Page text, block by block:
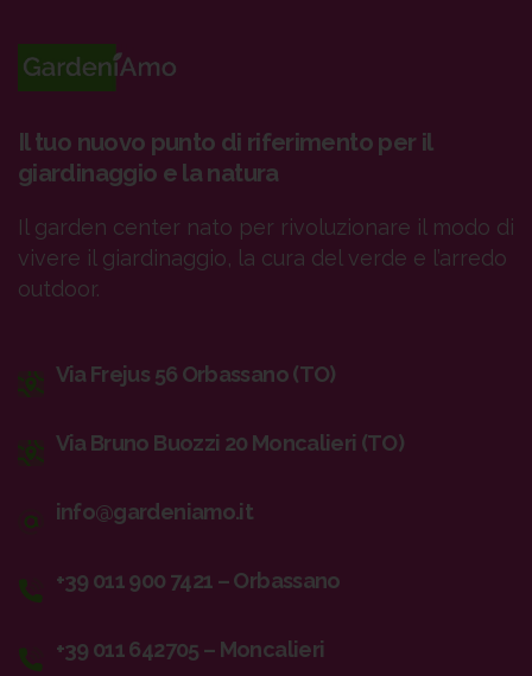
Il tuo nuovo punto di riferimento per il
giardinaggio e la natura
Il garden center nato per rivoluzionare il modo di
vivere il giardinaggio, la cura del verde e l’arredo
outdoor.
Via Frejus 56 Orbassano (TO)
Via Bruno Buozzi 20 Moncalieri (TO)
info@gardeniamo.it
+39 011 900 7421 – Orbassano
+39 011 642705 – Moncalieri